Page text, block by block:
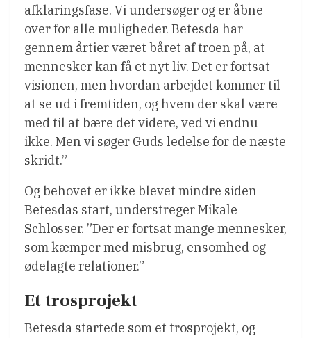
afklaringsfase. Vi undersøger og er åbne
over for alle muligheder. Betesda har
gennem årtier været båret af troen på, at
mennesker kan få et nyt liv. Det er fortsat
visionen, men hvordan arbejdet kommer til
at se ud i fremtiden, og hvem der skal være
med til at bære det videre, ved vi endnu
ikke. Men vi søger Guds ledelse for de næste
skridt.”
Og behovet er ikke blevet mindre siden
Betesdas start, understreger Mikale
Schlosser. ”Der er fortsat mange mennesker,
som kæmper med misbrug, ensomhed og
ødelagte relationer.”
Et trosprojekt
Betesda startede som et trosprojekt, og